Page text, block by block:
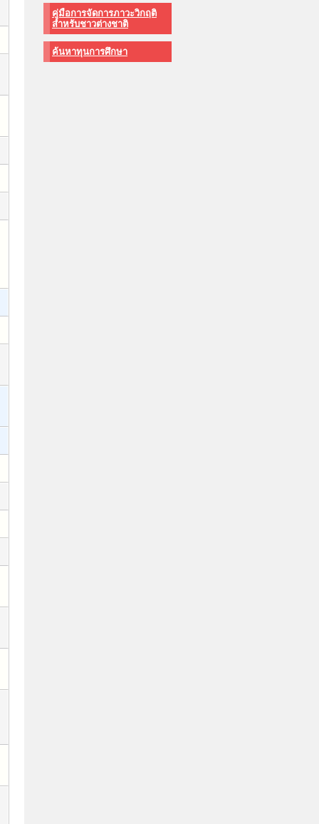
คู่มือการจัดการภาวะวิกฤติ
สำหรับชาวต่างชาติ
ค้นหาทุนการศึกษา